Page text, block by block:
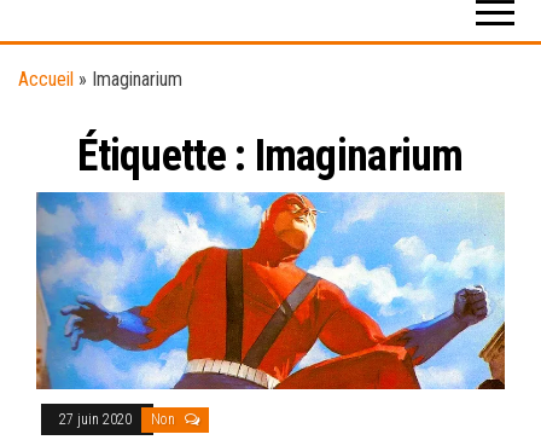
Accueil » Imaginarium
Étiquette : Imaginarium
27 juin 2020 Non